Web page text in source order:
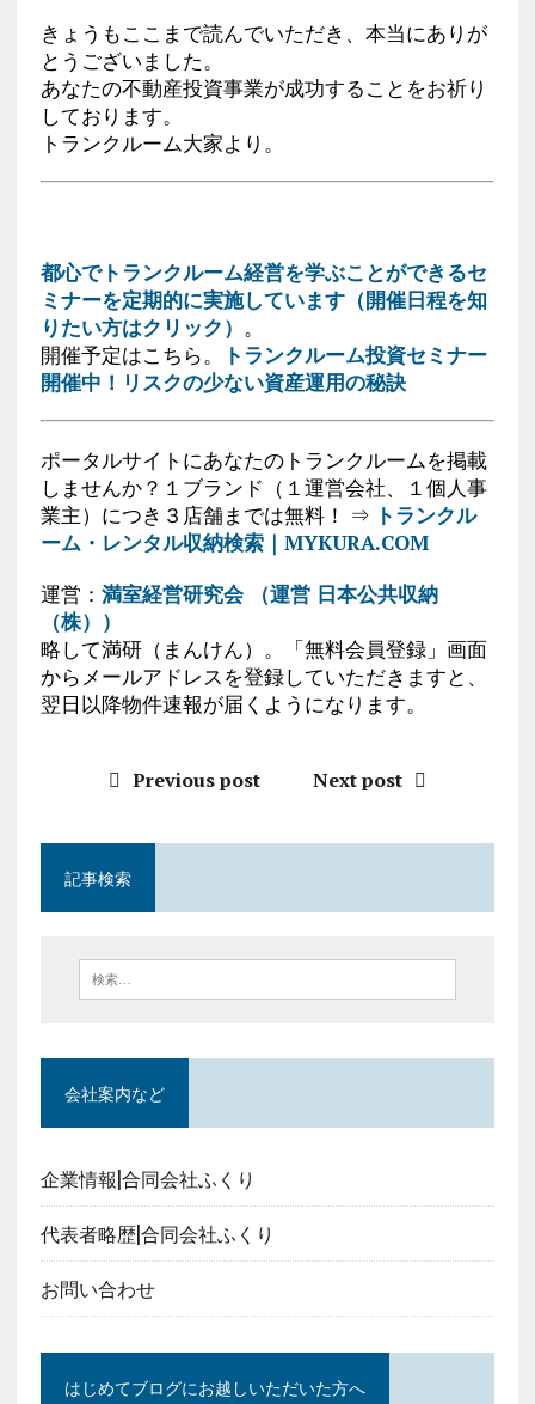
きょうもここまで読んでいただき、本当にありが
とうございました。
あなたの不動産投資事業が成功することをお祈り
しております。
トランクルーム大家より。
都心でトランクルーム経営を学ぶことができるセ
ミナーを定期的に実施しています（開催日程を知
りたい方はクリック） 。
開催予定はこちら。
トランクルーム投資セミナー
開催中！リスクの少ない資産運用の秘訣
ポータルサイトにあなたのトランクルームを掲載
しませんか？１ブランド（１運営会社、１個人事
業主）につき３店舗までは無料！ ⇒ トランクル
ーム・レンタル収納検索｜MYKURA.COM
運営： 満室経営研究会 （運営 日本公共収納
（株））
略して満研（まんけん）。「無料会員登録」画面
からメールアドレスを登録していただきますと、
翌日以降物件速報が届くようになります。
Previous post Next post
記事検索
会社案内など
企業情報|合同会社ふくり
代表者略歴|合同会社ふくり
お問い合わせ
はじめてブログにお越しいただいた方へ